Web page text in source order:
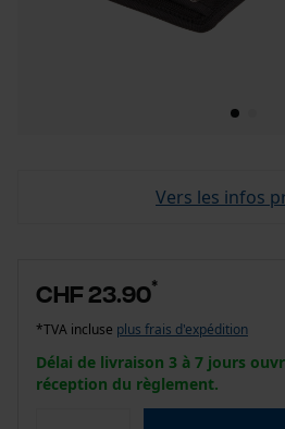
Vers les infos
CHF 23.90*
*TVA incluse plus frais d'expédition
Délai de livraison 3 à 7 jours
réception du règlement.